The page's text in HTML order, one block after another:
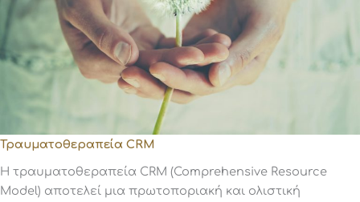
Τραυματοθεραπεία CRM
Η τραυματοθεραπεία CRM (Comprehensive Resource
Model) αποτελεί μια πρωτοποριακή και ολιστική